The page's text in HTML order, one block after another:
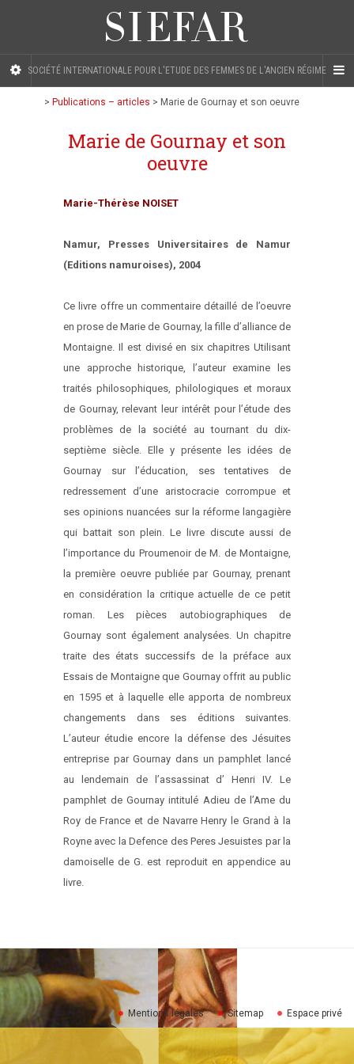
SOCIÉTÉ INTERNATIONALE POUR L'ETUDE DES FEMMES DE L'ANCIEN RÉGIME
> Publications – articles > Marie de Gournay et son oeuvre
Marie de Gournay et son
oeuvre
Marie-Thérèse NOISET
Namur, Presses Universitaires de Namur
(Editions namuroises), 2004
Ce livre offre un commentaire détaillé de l’oeuvre
en prose de Marie de Gournay, la fille d’alliance de
Montaigne. Il est divisé en six chapitres Utilisant
une approche historique, l’auteur examine les
traités philosophiques, philologiques et moraux
de Gournay, relevant leur intérêt pour l’étude des
problèmes de la société au tournant du dix-
septième siècle. Elle y présente les idées de
Gournay sur l’éducation, ses tentatives de
redressement d’une aristocracie corrompue et
ses opinions nuancées sur la réforme langagière
qui battait son plein. Le livre discute aussi de
l’importance du Proumenoir de M. de Montaigne,
la première oeuvre publiée par Gournay, prenant
en considération la critique actuelle de ce petit
roman. Les pièces autobiographiques de
Gournay sont également analysées. Un chapitre
traite des états successifs de la préface aux
Essais de Montaigne que Gournay offrit au public
en 1595 et à laquelle elle apporta de nombreux
changements dans ses éditions suivantes.
L’auteur étudie encore la défense des Jésuites
entreprise par Gournay dans un pamphlet lancé
au lendemain de l’assassinat d’ Henri IV. Le
pamphlet de Gournay intitulé Adieu de l’Ame du
Roy de France et de Navarre Henry le Grand à la
Royne avec la Defence des Peres Jesuistes par la
damoiselle de G. est reproduit en appendice au
livre.
Mentions légales Sitemap Espace privé